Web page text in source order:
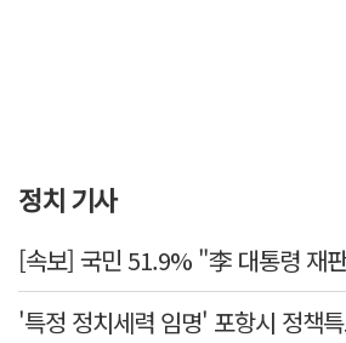
정치 기사
[속보] 국민 51.9% "李 대통령 재